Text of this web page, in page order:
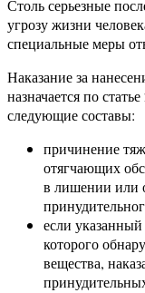
Столь серьезные
угрозу жизни
специальные меры
Наказание за
назначается по
следующие составы:
причинение
отягчающих
в лишении или
если
которого
вещества,